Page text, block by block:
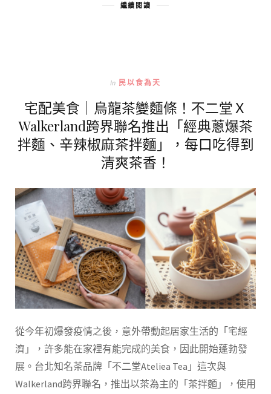
繼續閱讀
In 民以食為天
宅配美食｜烏龍茶變麵條！不二堂Ｘ
Walkerland跨界聯名推出「經典蔥爆茶
拌麵、辛辣椒麻茶拌麵」，每口吃得到
清爽茶香！
從今年初爆發疫情之後，意外帶動起居家生活的「宅經
濟」，許多能在家裡有能完成的美食，因此開始蓬勃發
展。台北知名茶品牌「不二堂Ateliea Tea」這次與
Walkerland跨界聯名，推出以茶為主的「茶拌麵」，使用